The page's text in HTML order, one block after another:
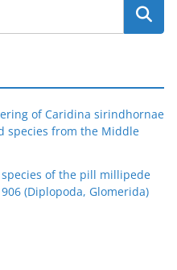
of Caridina sirindhornae
species from the Middle
of the pill millipede
(Diplopoda, Glomerida)